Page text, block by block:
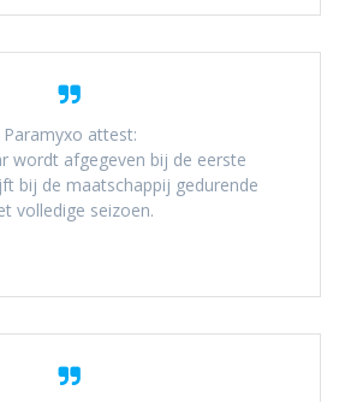
Paramyxo attest:
wordt afgegeven bij de eerste
bij de maatschappij gedurende
volledige seizoen.